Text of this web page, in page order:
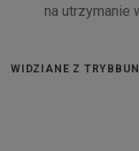
na utrzymanie
WIDZIANE Z